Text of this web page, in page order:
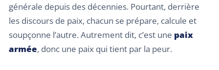
générale depuis des décennies. Pourtant, derrière
les discours de paix, chacun se prépare, calcule et
soupçonne l’autre. Autrement dit, c’est une paix
armée, donc une paix qui tient par la peur.